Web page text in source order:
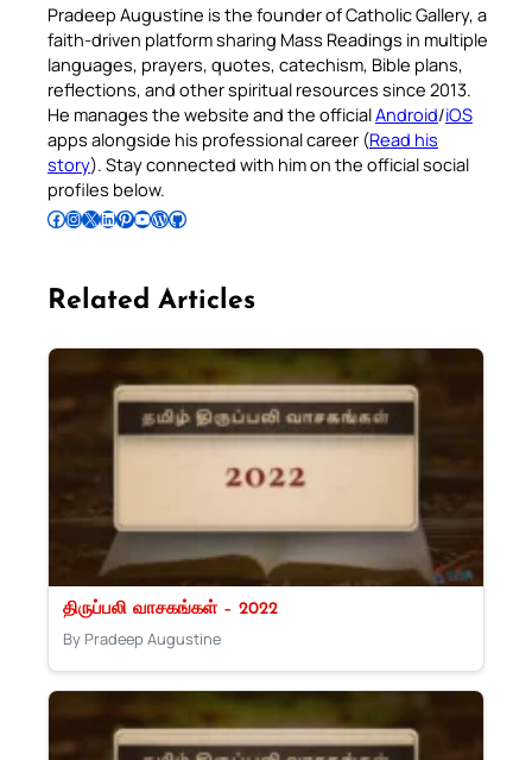
Pradeep Augustine is the founder of Catholic Gallery, a
faith-driven platform sharing Mass Readings in multiple
languages, prayers, quotes, catechism, Bible plans,
reflections, and other spiritual resources since 2013.
He manages the website and the officialAndroid/iOS
apps alongside his professional career (Read his
story). Stay connected with him on the official social
profiles below.
Follow Pradeep on Facebook Follow Pradeep on InstagramFollow Pradeep on X Follow Pradeep on LinkedIn Follow Pradeep on Pinterest Subscribe to Pradeep’s Youtube Channel Follow Pradeep on WordPress Follow Pradeep on GitHub
Related Articles
திருப்பலி வாசகங்கள் – 2022
By Pradeep Augustine